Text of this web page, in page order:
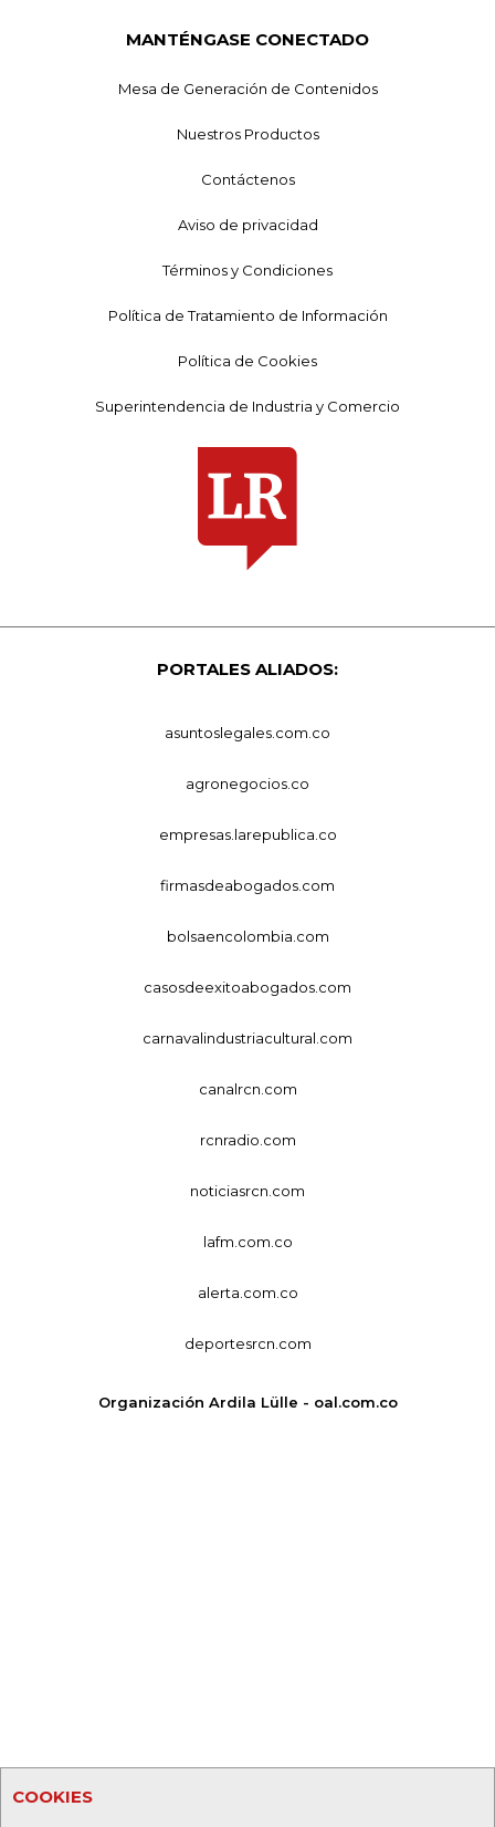
COOKIES
MANTÉNGASE CONECTADO
Mesa de Generación de Contenidos
Nuestros Productos
Contáctenos
Aviso de privacidad
Términos y Condiciones
Política de Tratamiento de Información
Política de Cookies
Superintendencia de Industria y Comercio
PORTALES ALIADOS:
asuntoslegales.com.co
agronegocios.co
empresas.larepublica.co
firmasdeabogados.com
bolsaencolombia.com
casosdeexitoabogados.com
carnavalindustriacultural.com
canalrcn.com
rcnradio.com
noticiasrcn.com
lafm.com.co
alerta.com.co
deportesrcn.com
Organización Ardila Lülle - oal.com.co